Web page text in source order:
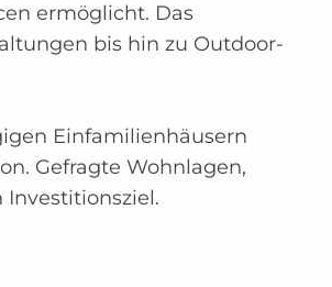
ermöglicht. Das
bis hin zu Outdoor-
Einfamilienhäusern
Gefragte Wohnlagen,